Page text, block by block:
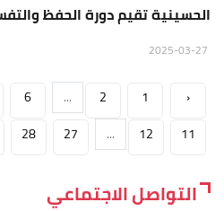
الحسينية تقيم دورة الحفظ
‹
1
2
...
6
11
12
...
27
28
التواصل الاجتماعي